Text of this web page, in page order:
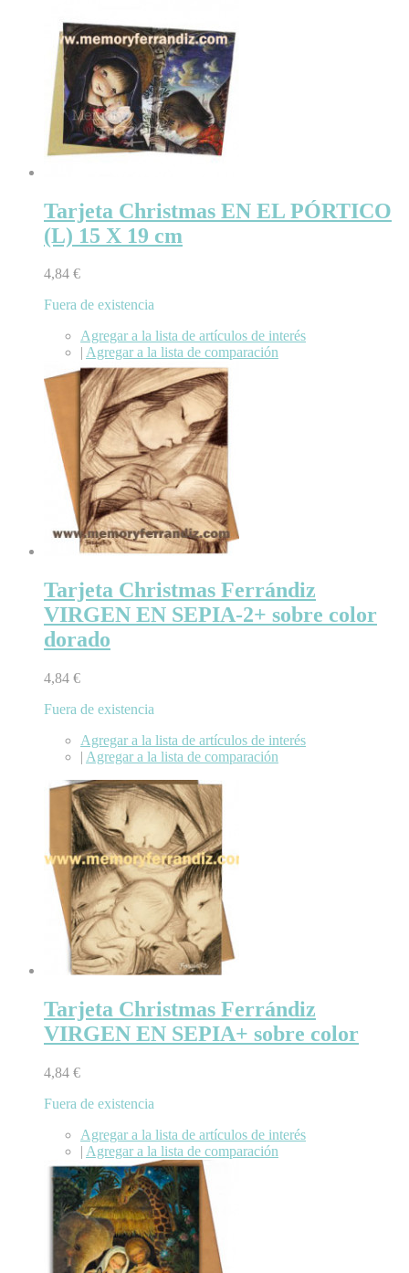
Tarjeta Christmas EN EL PÓRTICO
(L) 15 X 19 cm
4,84 €
Fuera de existencia
Agregar a la lista de artículos de interés
| Agregar a la lista de comparación
Tarjeta Christmas Ferrándiz
VIRGEN EN SEPIA-2+ sobre color
dorado
4,84 €
Fuera de existencia
Agregar a la lista de artículos de interés
| Agregar a la lista de comparación
Tarjeta Christmas Ferrándiz
VIRGEN EN SEPIA+ sobre color
4,84 €
Fuera de existencia
Agregar a la lista de artículos de interés
| Agregar a la lista de comparación